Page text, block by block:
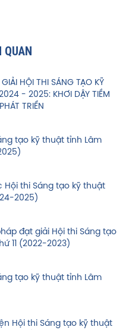
QUAN
HỘI THI SÁNG TẠO KỸ
- 2025: KHƠI DẬY TIỀM
TRIỂN
tạo kỹ thuật tỉnh Lâm
Hội thi Sáng tạo kỹ thuật
2025)
đạt giải Hội thi Sáng tạo
11 (2022-2023)
tạo kỹ thuật tỉnh Lâm
Hội thi Sáng tạo kỹ thuật